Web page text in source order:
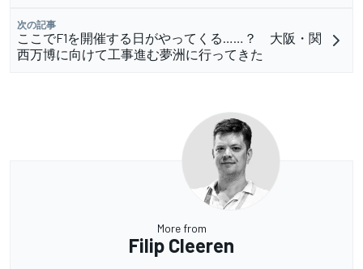
次の記事
ここでF1を開催する日がやってくる……？ 大阪・関
西万博に向けて工事進む夢洲に行ってきた
More from
Filip Cleeren